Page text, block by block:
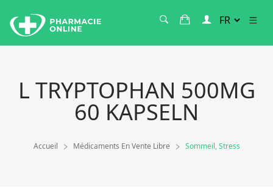
L TRYPTOPHAN 500MG
60 KAPSELN
Accueil Médicaments En Vente Libre Sommeil, Stress